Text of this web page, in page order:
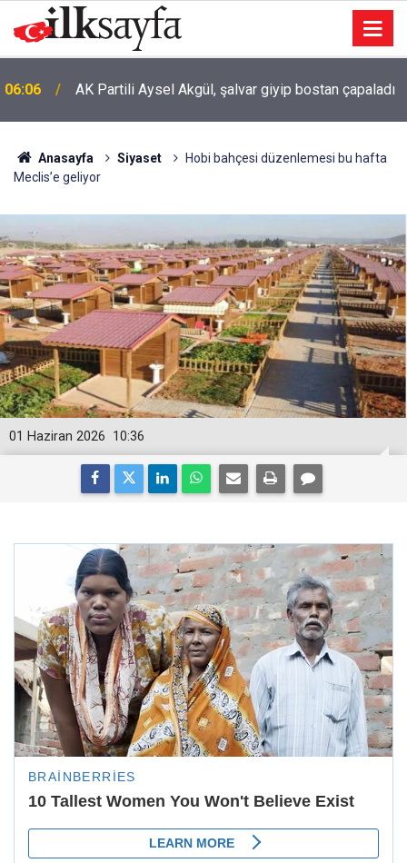
06:06 AK Partili Aysel Akgül, şalvar giyip bostan çapaladı
Anasayfa Siyaset
Hobi bahçesi düzenlemesi bu hafta
Meclis’e geliyor
10:36
01 Haziran 2026